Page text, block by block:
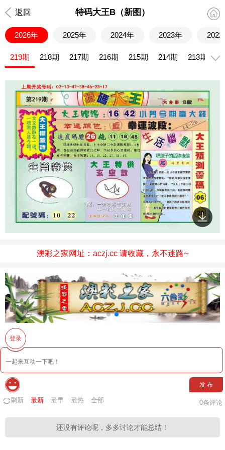
返回 特码大王B（新图）
2026年 2025年 2024年 2023年 2022
219期 218期 217期 216期 215期 214期 213期
澳彩之家网址：aczj.cc 请收藏，永不迷路~
登录
发 布
刷新 最新 最早 最热 全部 0条评论
还没有评论呢，多多讨论才能总结！